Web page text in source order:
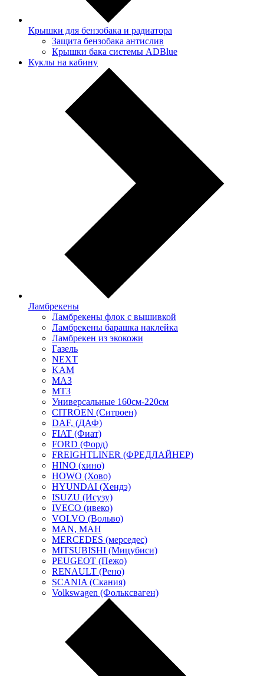
Крышки для бензобака и радиатора
Защита бензобака антислив
Крышки бака системы ADBlue
Куклы на кабину
Ламбрекены
Ламбрекены флок с вышивкой
Ламбрекены барашка наклейка
Ламбрекен из экокожи
Газель
NEXT
KAM
МАЗ
МТЗ
Универсальные 160см-220см
CITROEN (Ситроен)
DAF, (ДАФ)
FIAT (Фиат)
FORD (Форд)
FREIGHTLINER (ФРЕДЛАЙНЕР)
HINO (хино)
HOWO (Хово)
HYUNDAI (Хендэ)
ISUZU (Исузу)
IVECO (ивеко)
VOLVO (Вольво)
MAN, МАН
MERCEDES (мерседес)
MITSUBISHI (Мицубиси)
PEUGEOT (Пежо)
RENAULT (Рено)
SCANIA (Скания)
Volkswagen (Фольксваген)